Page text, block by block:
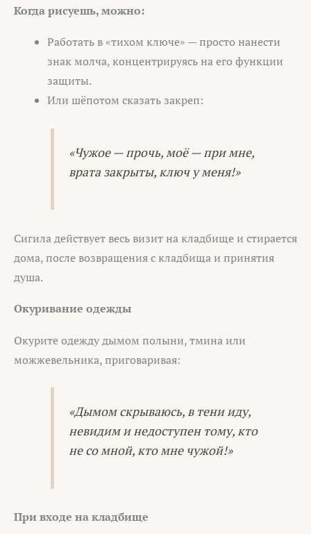
Когда рисуешь, можно:
Работать в «тихом ключе» — просто нанести
знак молча, концентрируясь на его функции
защиты.
Или шёпотом сказать закреп:
«Чужое — прочь, моё — при мне,
врата закрыты, ключ у меня!»
Сигила действует весь визит на кладбище и стирается
дома, после возвращения с кладбища и принятия
душа.
Окуривание одежды
Окурите одежду дымом полыни, тмина или
можжевельника, приговаривая:
«Дымом скрываюсь, в тени иду,
невидим и недоступен тому, кто
не со мной, кто мне чужой!»
При входе на кладбище